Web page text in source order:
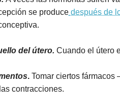
se produce después de
del útero. Cuando el útero
. Tomar ciertos fármacos
contracciones.